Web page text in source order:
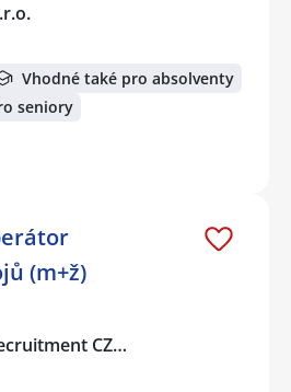
Vhodné také pro absolventy
seniory
(m+ž)
CZ…